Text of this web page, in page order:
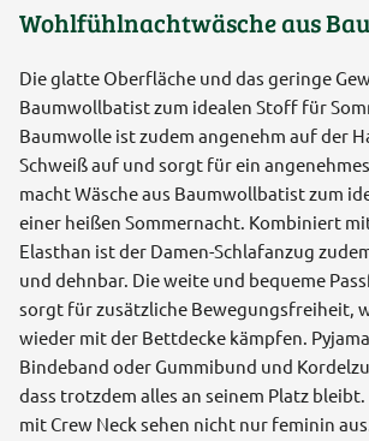
Wohlfühlnachtwäsche aus
Die glatte Oberfläche und das geringe
Baumwollbatist zum idealen Stoff für
Baumwolle ist zudem angenehm auf der
Schweiß auf und sorgt für ein
macht Wäsche aus Baumwollbatist zum
einer heißen Sommernacht. Kombiniert
Elasthan ist der Damen-Schlafanzug
und dehnbar. Die weite und bequeme
sorgt für zusätzliche Bewegungsfreiheit,
wieder mit der Bettdecke kämpfen.
Bindeband oder Gummibund und
dass trotzdem alles an seinem Platz
mit Crew Neck sehen nicht nur feminin